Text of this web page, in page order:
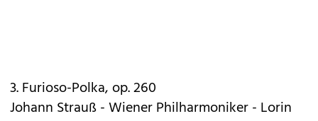
3. Furioso-Polka, op. 260
Johann Strauß - Wiener Philharmoniker - Lorin